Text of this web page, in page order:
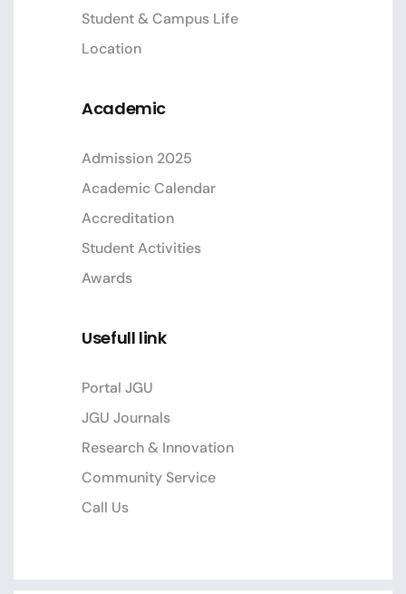
Student & Campus Life
Location
Academic
Admission 2025
Academic Calendar
Accreditation
Student Activities
Awards
Usefull link
Portal JGU
JGU Journals
Research & Innovation
Community Service
Call Us